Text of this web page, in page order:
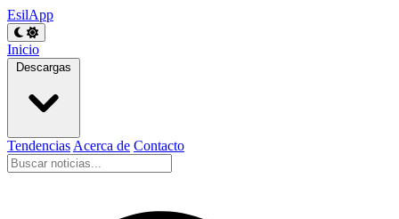
EsilApp
Inicio
Descargas
Tendencias Acerca de Contacto